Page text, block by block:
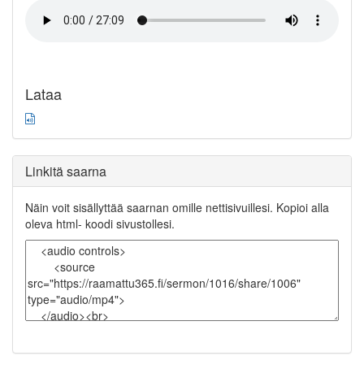
Lataa
Linkitä saarna
Näin voit sisällyttää saarnan omille nettisivuillesi. Kopioi alla
oleva html- koodi sivustollesi.